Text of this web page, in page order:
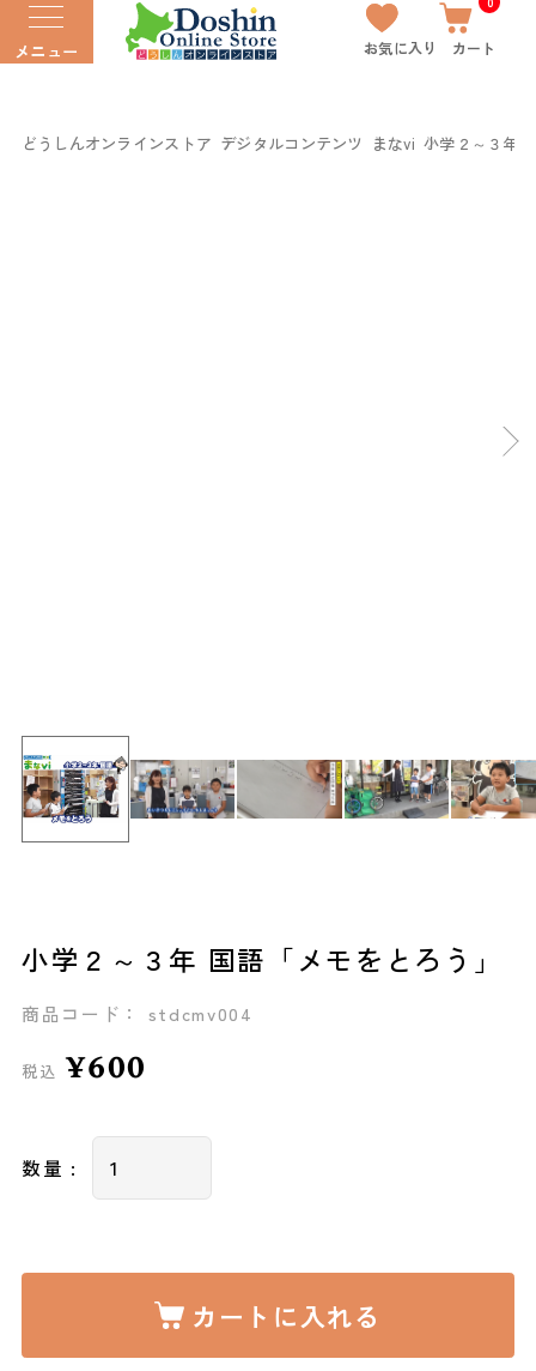
メニュー お気に入り カート
どうしんオンラインストア デジタルコンテンツ まなvi 小学２～３年
小学２～３年 国語「メモをとろう」
商品コード： stdcmv004
税込 ¥600
数量 :
カートに入れる